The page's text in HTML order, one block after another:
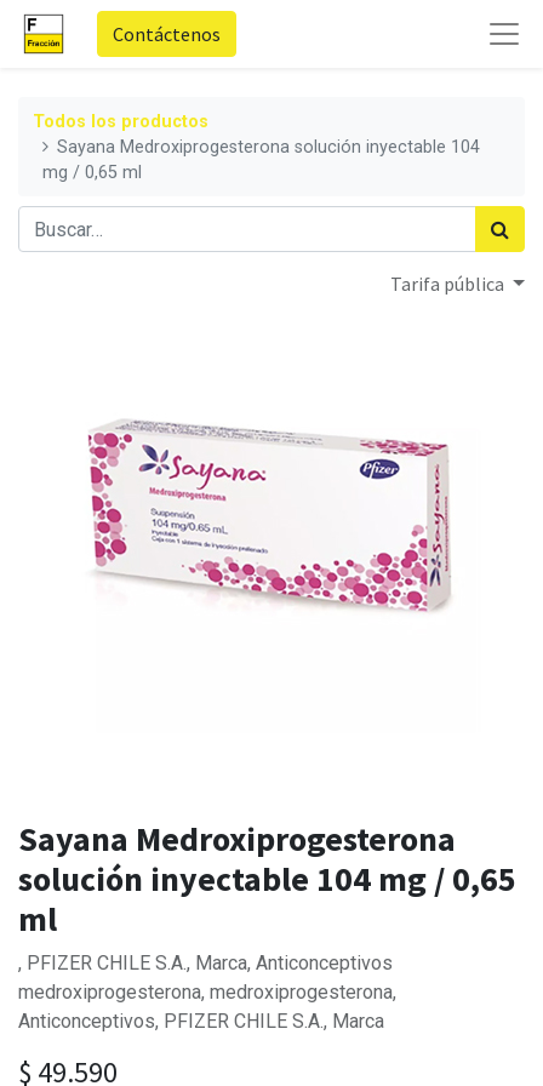
Contáctenos
Todos los productos
Sayana Medroxiprogesterona solución inyectable 104
mg / 0,65 ml
Tarifa pública
Sayana Medroxiprogesterona
solución inyectable 104 mg / 0,65
ml
, PFIZER CHILE S.A., Marca, Anticonceptivos
medroxiprogesterona, medroxiprogesterona,
Anticonceptivos, PFIZER CHILE S.A., Marca
$ 49.590